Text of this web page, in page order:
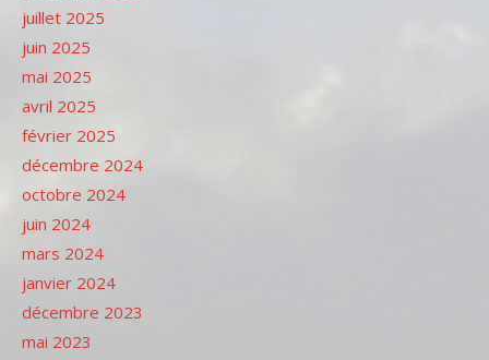
juillet 2025
juin 2025
mai 2025
avril 2025
février 2025
décembre 2024
octobre 2024
juin 2024
mars 2024
janvier 2024
décembre 2023
mai 2023